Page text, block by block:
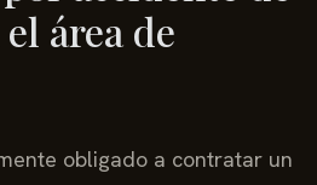
área de
obligado a contratar un